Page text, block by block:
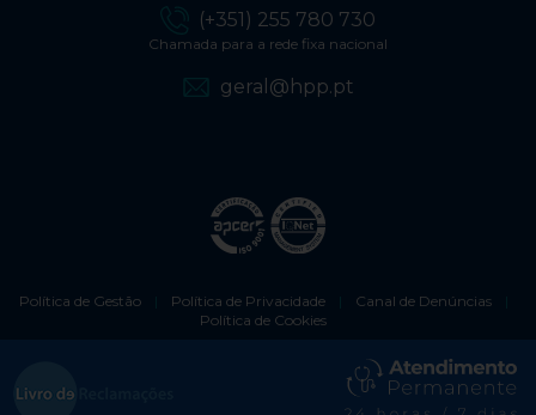
(+351) 255 780 730
Chamada para a rede fixa nacional
geral@hpp.pt
Política de Gestão Política de Privacidade Canal de Denúncias
Política de Cookies